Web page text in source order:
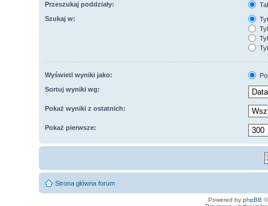
Przeszukaj poddziały:
Szukaj w:
Wyświetl wyniki jako:
Sortuj wyniki wg:
Pokaż wyniki z ostatnich:
Pokaż pierwsze:
Strona główna forum
Powered by phpBB